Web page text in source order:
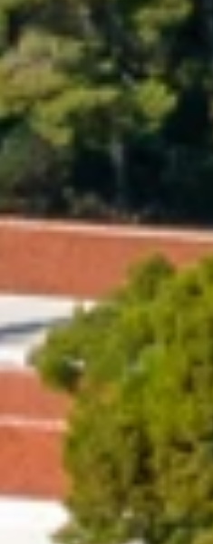
Marchi
Programma Ami Loyalty
Blog